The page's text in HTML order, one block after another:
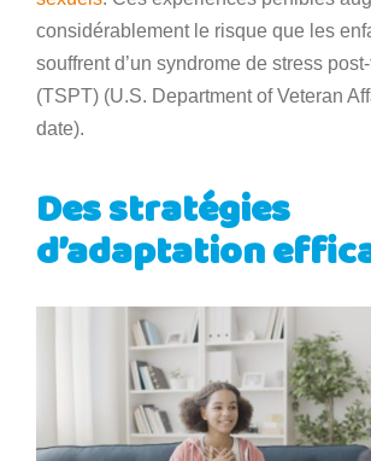
considérablement le risque que les
souffrent d’un syndrome de stress
(TSPT) (U.S. Department of Veteran
date).
Des stratégies
d’adaptation